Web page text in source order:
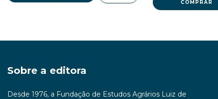
Sobre a editora
Desde 1976, a Fundação de Estudos Agrários Luiz de